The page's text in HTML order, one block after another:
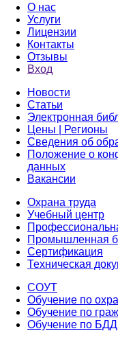
О нас
Услуги
Лицензии
Контакты
Отзывы
Вход
Новости
Статьи
Электронная
Цены | Регионы
Сведения об
Положение о
данных
Вакансии
Охрана труда
Учебный центр
Промышленная
Сертификация
Техническая
СОУТ
Обучение по
Обучение по
Обучение по БДД